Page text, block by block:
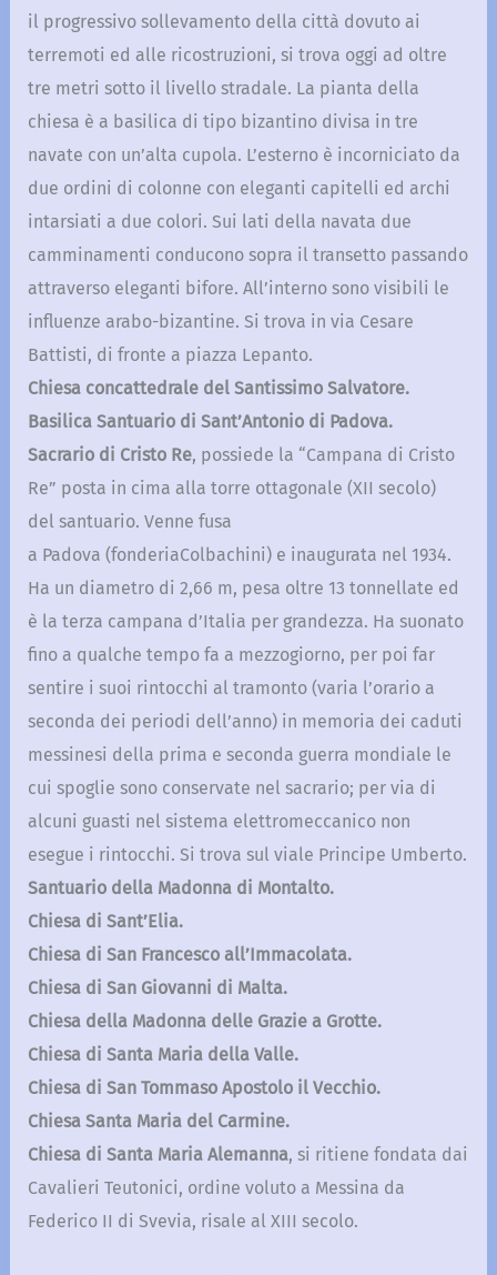
il progressivo sollevamento della città dovuto ai
terremoti ed alle ricostruzioni, si trova oggi ad oltre
tre metri sotto il livello stradale. La pianta della
chiesa è a basilica di tipo bizantino divisa in tre
navate con un’alta cupola. L’esterno è incorniciato da
due ordini di colonne con eleganti capitelli ed archi
intarsiati a due colori. Sui lati della navata due
camminamenti conducono sopra il transetto passando
attraverso eleganti bifore. All’interno sono visibili le
influenze arabo-bizantine. Si trova in via Cesare
Battisti, di fronte a piazza Lepanto.
Chiesa concattedrale del Santissimo Salvatore.
Basilica Santuario di Sant’Antonio di Padova.
Sacrario di Cristo Re, possiede la “Campana di Cristo
Re” posta in cima alla torre ottagonale (XII secolo)
del santuario. Venne fusa
a Padova (fonderiaColbachini) e inaugurata nel 1934.
Ha un diametro di 2,66 m, pesa oltre 13 tonnellate ed
è la terza campana d’Italia per grandezza. Ha suonato
fino a qualche tempo fa a mezzogiorno, per poi far
sentire i suoi rintocchi al tramonto (varia l’orario a
seconda dei periodi dell’anno) in memoria dei caduti
messinesi della prima e seconda guerra mondiale le
cui spoglie sono conservate nel sacrario; per via di
alcuni guasti nel sistema elettromeccanico non
esegue i rintocchi. Si trova sul viale Principe Umberto.
Santuario della Madonna di Montalto.
Chiesa di Sant’Elia.
Chiesa di San Francesco all’Immacolata.
Chiesa di San Giovanni di Malta.
Chiesa della Madonna delle Grazie a Grotte.
Chiesa di Santa Maria della Valle.
Chiesa di San Tommaso Apostolo il Vecchio.
Chiesa Santa Maria del Carmine.
Chiesa di Santa Maria Alemanna, si ritiene fondata dai
Cavalieri Teutonici, ordine voluto a Messina da
Federico II di Svevia, risale al XIII secolo.